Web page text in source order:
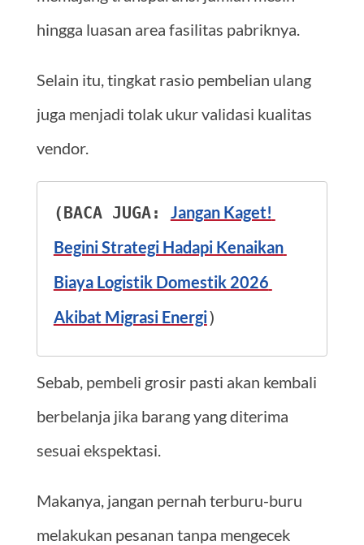
hingga luasan area fasilitas pabriknya.
Selain itu, tingkat rasio pembelian ulang
juga menjadi tolak ukur validasi kualitas
vendor.
(BACA JUGA: Jangan Kaget!
Begini Strategi Hadapi Kenaikan
Biaya Logistik Domestik 2026
Akibat Migrasi Energi)
Sebab, pembeli grosir pasti akan kembali
berbelanja jika barang yang diterima
sesuai ekspektasi.
Makanya, jangan pernah terburu-buru
melakukan pesanan tanpa mengecek